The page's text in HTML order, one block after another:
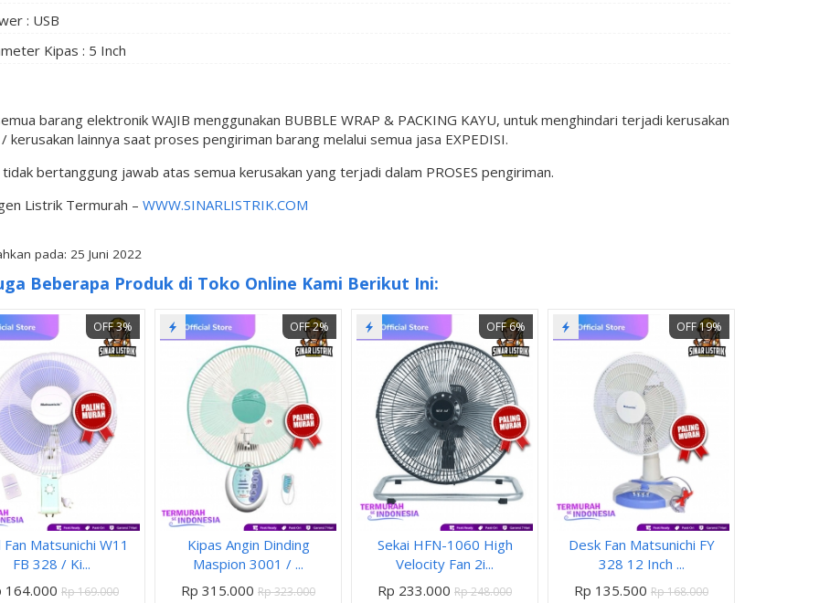
: USB
Kipas : 5 Inch
barang elektronik WAJIB menggunakan BUBBLE WRAP & PACKING KAYU, untuk menghindari terjadi kerusakan
/ kerusakan lainnya saat proses pengiriman barang melalui semua jasa EXPEDISI.
tidak bertanggung jawab atas semua kerusakan yang terjadi dalam PROSES pengiriman.
Listrik Termurah – WWW.SINARLISTRIK.COM
pada: 25 Juni 2022
Beberapa Produk di Toko Online Kami Berikut Ini:
OFF 3%
Fan Matsunichi W11
FB 328 / Ki...
164.000 Rp 169.000
OFF 2%
Kipas Angin Dinding
Maspion 3001 / ...
Rp 315.000 Rp 323.000
OFF 6%
Sekai HFN-1060 High
Velocity Fan 2i...
Rp 233.000 Rp 248.000
OFF 19%
Desk Fan Matsunichi FY
328 12 Inch ...
Rp 135.500 Rp 168.000